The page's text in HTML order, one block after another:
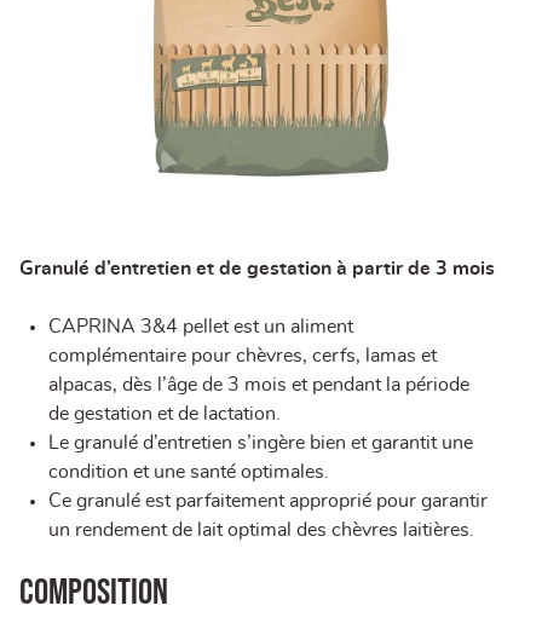
Granulé d’entretien et de gestation à partir de 3 mois
CAPRINA 3&4 pellet est un aliment
complémentaire pour chèvres, cerfs, lamas et
alpacas, dès l’âge de 3 mois et pendant la période
de gestation et de lactation.
Le granulé d’entretien s’ingère bien et garantit une
condition et une santé optimales.
Ce granulé est parfaitement approprié pour garantir
un rendement de lait optimal des chèvres laitières.
COMPOSITION